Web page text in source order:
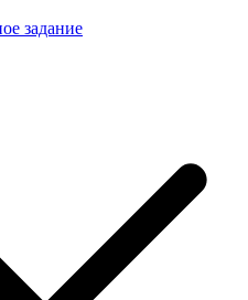
задание